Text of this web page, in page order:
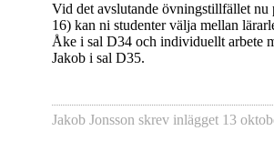
Vid det avslutande övningstillfället nu
16) kan ni studenter välja mellan
Åke i sal D34 och individuellt arbete
Jakob i sal D35.
Jakob Jonsson skrev inlägget 13